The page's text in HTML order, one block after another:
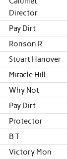
Director
Pay Dirt
Ronson R
Stuart Hanover
Miracle Hill
Why Not
Pay Dirt
Protector
B T
Victory Mon